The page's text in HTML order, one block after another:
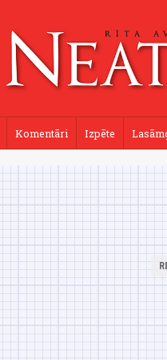
Komentāri Izpēte